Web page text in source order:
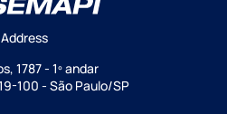
Address
1787 - 1º andar
100 - São Paulo/SP